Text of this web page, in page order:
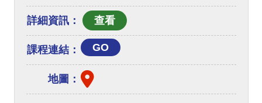
詳細資訊：
課程連結： GO
地圖：